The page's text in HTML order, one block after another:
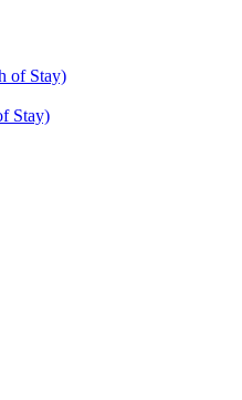
of Stay)
Stay)